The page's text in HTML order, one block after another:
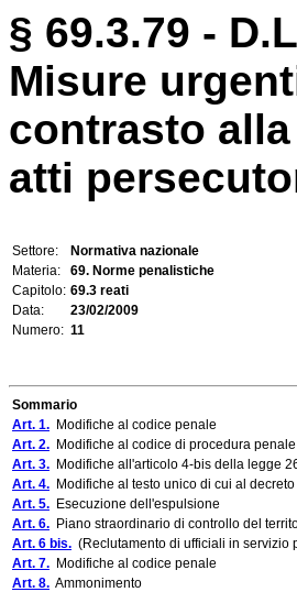
§ 69.3.79 -
Misure
contrasto
atti
Settore:
Normativa nazionale
Materia:
69. Norme penalistiche
Capitolo: 69.3 reati
Data:
23/02/2009
Numero: 11
Sommario
Art. 1. Modifiche al codice penale
Art. 2. Modifiche al codice di procedura penale
Art. 3. Modifiche all'articolo 4-bis della legge
Art. 4. Modifiche al testo unico di cui al
Art. 5. Esecuzione dell'espulsione
Art. 6. Piano straordinario di controllo del
Art. 6 bis. (Reclutamento di ufficiali in servizio
Art. 7. Modifiche al codice penale
Art. 8. Ammonimento